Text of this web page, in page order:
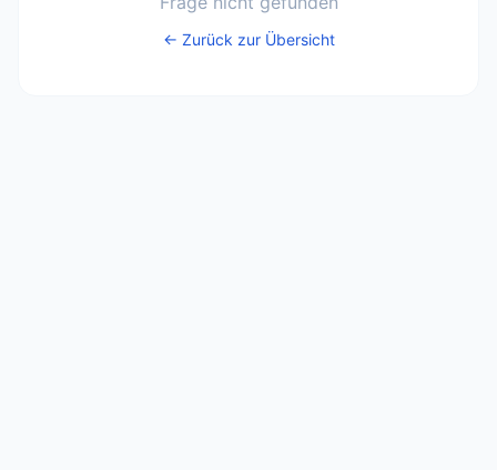
← Zurück zur Übersicht